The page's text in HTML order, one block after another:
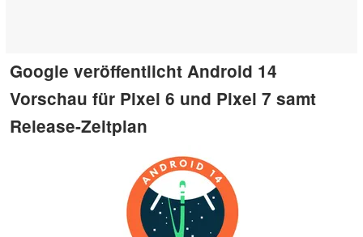
Google veröffentlicht Android 14
Vorschau für Pixel 6 und Pixel 7 samt
Release-Zeitplan